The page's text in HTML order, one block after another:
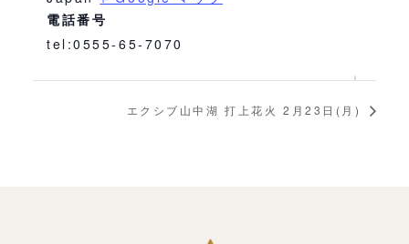
電話番号
tel:0555-65-7070
エクシブ山中湖 打上花火 2月23日(月)